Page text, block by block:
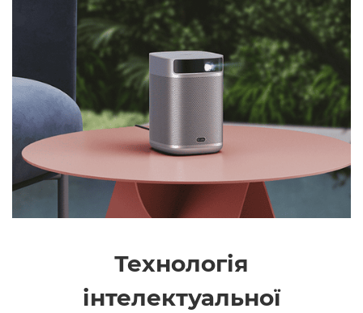
Технологія
інтелектуальної